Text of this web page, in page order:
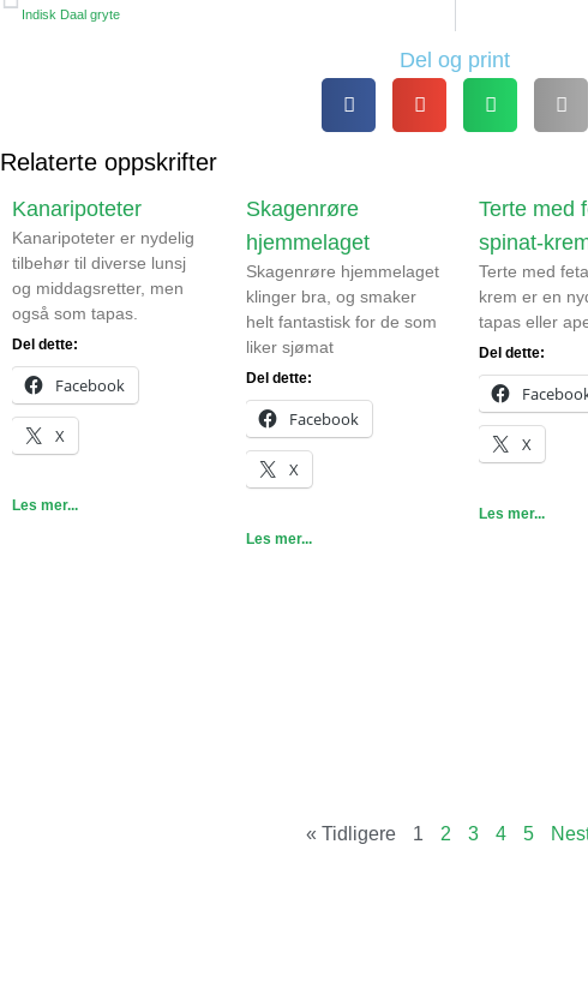
Indisk Daal gryte
Del og print
Relaterte oppskrifter
Kanaripoteter
Kanaripoteter er nydelig
tilbehør til diverse lunsj
og middagsretter, men
også som tapas.
Del dette:
Facebook
X
Les mer...
Skagenrøre
hjemmelaget
Skagenrøre hjemmelaget
klinger bra, og smaker
helt fantastisk for de som
liker sjømat
Del dette:
Facebook
X
Les mer...
Terte med
spinat-
Terte med
krem er en
tapas eller
Del dette:
X
Les mer...
« Tidligere 1 2 3 4 5